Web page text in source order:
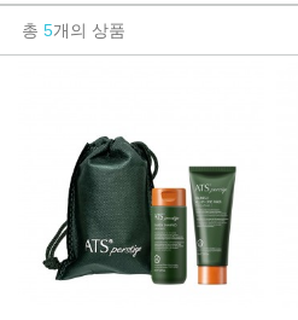
총 5개의 상품